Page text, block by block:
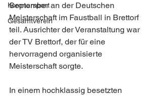
Koronarsport
Gesamtverein
September an der Deutschen
Meisterschaft im Faustball in Brettorf
teil. Ausrichter der Veranstaltung war
der TV Brettorf, der für eine
hervorragend organisierte
Meisterschaft sorgte.
In einem hochklassig besetzten